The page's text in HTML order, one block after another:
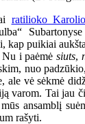
ratilioko
kap puikiai
Nu i paėmė siuts,
nuo
ale vė sėkmė
varom. Tai jau
ansamblį
rašyti.